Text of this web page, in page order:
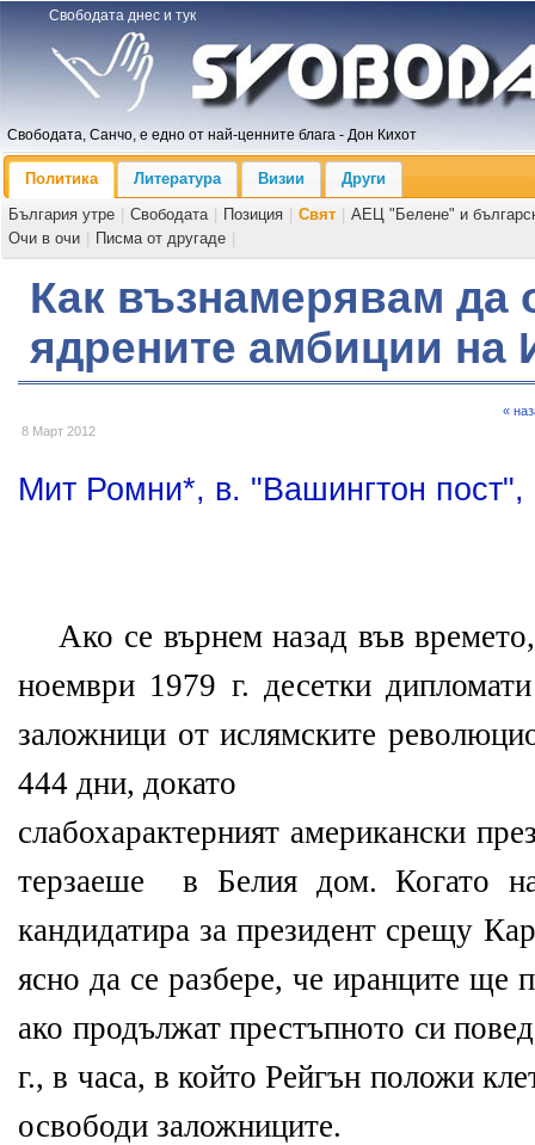
Свободата днес и тук
Свободата, Санчо, е едно от най-ценните блага - Дон Кихот
Политика Литература Визии
Други
България утре
Свободата Позиция Свят
АЕЦ "Белене" и
Очи в очи
Писма от другаде
Как възнамерявам да
ядрените амбиции на
8 Март 2012
«
Мит Ромни*, в. "Вашингтон пост",
Ако се върнем назад във
ноември 1979 г. десетки
заложници от ислямските
444 дни, докато
слабохарактерният американски
терзаеше в Белия дом. Когато
кандидатира за президент срещу
ясно да се разбере, че иранците ще
ако продължат престъпното си
г., в часа, в който Рейгън положи
освободи заложниците.